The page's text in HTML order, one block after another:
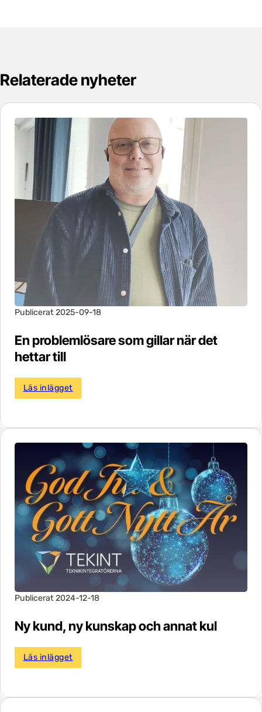
Relaterade nyheter
Publicerat 2025-09-18
En problemlösare som gillar när det
hettar till
Läs inlägget
Publicerat 2024-12-18
Ny kund, ny kunskap och annat kul
Läs inlägget